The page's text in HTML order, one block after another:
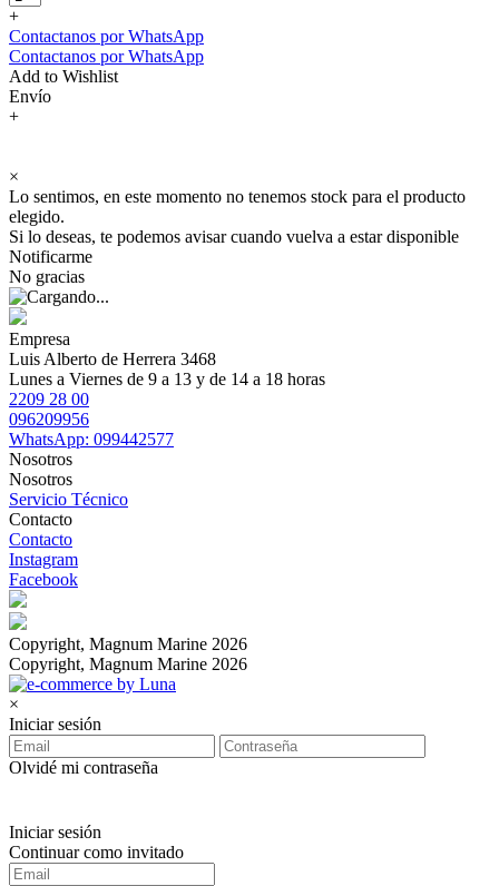
+
Contactanos por WhatsApp
Contactanos por WhatsApp
Add to Wishlist
Envío
+
×
Lo sentimos, en este momento no tenemos stock para el producto
elegido.
Si lo deseas, te podemos avisar cuando vuelva a estar disponible
Notificarme
No gracias
Empresa
Luis Alberto de Herrera 3468
Lunes a Viernes de 9 a 13 y de 14 a 18 horas
2209 28 00
096209956
WhatsApp: 099442577
Nosotros
Nosotros
Servicio Técnico
Contacto
Contacto
Instagram
Facebook
Copyright, Magnum Marine 2026
Copyright, Magnum Marine 2026
×
Iniciar sesión
Olvidé mi contraseña
Iniciar sesión
Continuar como invitado